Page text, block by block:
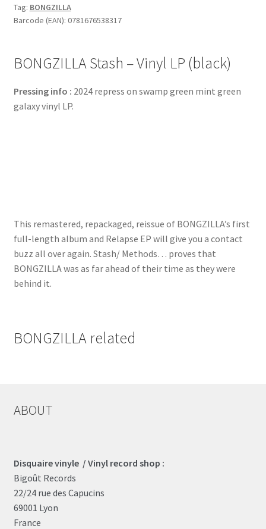
Tag: BONGZILLA
Barcode (EAN): 0781676538317
BONGZILLA Stash – Vinyl LP (black)
Pressing info : 2024 repress on swamp green mint green
galaxy vinyl LP.
This remastered, repackaged, reissue of BONGZILLA’s first
full-length album and Relapse EP will give you a contact
buzz all over again. Stash/ Methods… proves that
BONGZILLA was as far ahead of their time as they were
behind it.
BONGZILLA related
ABOUT
Disquaire vinyle / Vinyl record shop :
Bigoût Records
22/24 rue des Capucins
69001 Lyon
France